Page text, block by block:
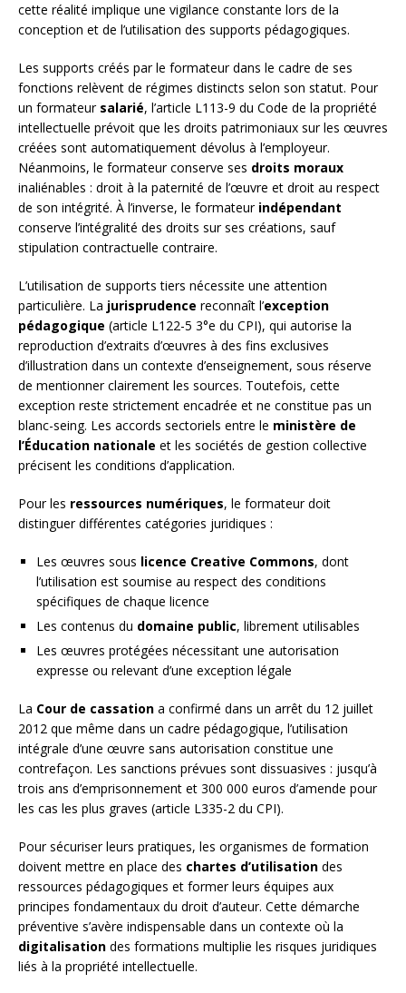
cette réalité implique une vigilance constante lors de la
conception et de l’utilisation des supports pédagogiques.
Les supports créés par le formateur dans le cadre de ses
fonctions relèvent de régimes distincts selon son statut. Pour
un formateur salarié, l’article L113-9 du Code de la propriété
intellectuelle prévoit que les droits patrimoniaux sur les œuvres
créées sont automatiquement dévolus à l’employeur.
Néanmoins, le formateur conserve ses droits moraux
inaliénables : droit à la paternité de l’œuvre et droit au respect
de son intégrité. À l’inverse, le formateur indépendant
conserve l’intégralité des droits sur ses créations, sauf
stipulation contractuelle contraire.
L’utilisation de supports tiers nécessite une attention
particulière. La jurisprudence reconnaît l’exception
pédagogique (article L122-5 3°e du CPI), qui autorise la
reproduction d’extraits d’œuvres à des fins exclusives
d’illustration dans un contexte d’enseignement, sous réserve
de mentionner clairement les sources. Toutefois, cette
exception reste strictement encadrée et ne constitue pas un
blanc-seing. Les accords sectoriels entre le ministère de
l’Éducation nationale et les sociétés de gestion collective
précisent les conditions d’application.
Pour les ressources numériques, le formateur doit
distinguer différentes catégories juridiques :
Les œuvres sous licence Creative Commons, dont
l’utilisation est soumise au respect des conditions
spécifiques de chaque licence
Les contenus du domaine public, librement utilisables
Les œuvres protégées nécessitant une autorisation
expresse ou relevant d’une exception légale
La Cour de cassation a confirmé dans un arrêt du 12 juillet
2012 que même dans un cadre pédagogique, l’utilisation
intégrale d’une œuvre sans autorisation constitue une
contrefaçon. Les sanctions prévues sont dissuasives : jusqu’à
trois ans d’emprisonnement et 300 000 euros d’amende pour
les cas les plus graves (article L335-2 du CPI).
Pour sécuriser leurs pratiques, les organismes de formation
doivent mettre en place des chartes d’utilisation des
ressources pédagogiques et former leurs équipes aux
principes fondamentaux du droit d’auteur. Cette démarche
préventive s’avère indispensable dans un contexte où la
digitalisation des formations multiplie les risques juridiques
liés à la propriété intellectuelle.